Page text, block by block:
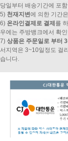
당일부터 배송기간에 포함
5) 천재지변에 의한 기간
6) 온라인결제로 결제를
우에는 주방뱅크에서 확
7) 상품은 주문일로 부터
서지역은 3~10일정도 걸
습니다.